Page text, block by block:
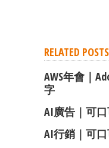
RELATED POSTS
AWS年會｜
字
AI廣告｜可
AI行銷｜可